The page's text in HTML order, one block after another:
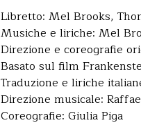
Libretto: Mel Brooks,
Musiche e liriche: Mel
Direzione e coreografie
Basato sul film
Traduzione e liriche
Direzione musicale:
Coreografie: Giulia Piga